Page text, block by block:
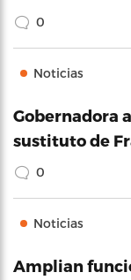
0
Noticias
Gobernadora
sustituto de
0
Noticias
Amplian